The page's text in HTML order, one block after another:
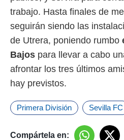
trabajo. Hasta finales de
seguirán siendo las
de Utrera, poniendo rumbo
Bajos para llevar a cabo
afrontar los tres últimos
hay previstos.
Primera División Sevilla FC
Compártela en: